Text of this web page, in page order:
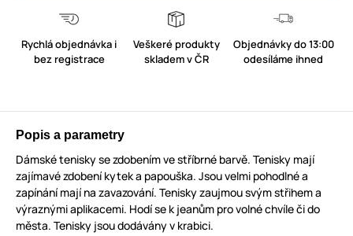
Rychlá objednávka i
bez registrace
Veškeré produkty
skladem v ČR
Objednávky do 13:00
odesíláme ihned
Popis a parametry
Dámské tenisky se zdobením ve stříbrné barvě. Tenisky mají
zajímavé zdobení kytek a papouška. Jsou velmi pohodlné a
zapínání mají na zavazování. Tenisky zaujmou svým střihem a
výraznými aplikacemi. Hodí se k jeanům pro volné chvíle či do
města. Tenisky jsou dodávány v krabici.